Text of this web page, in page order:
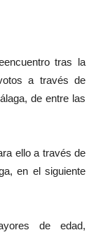
tras la
a través de
de entre las
ello a través de
en el siguiente
de edad,